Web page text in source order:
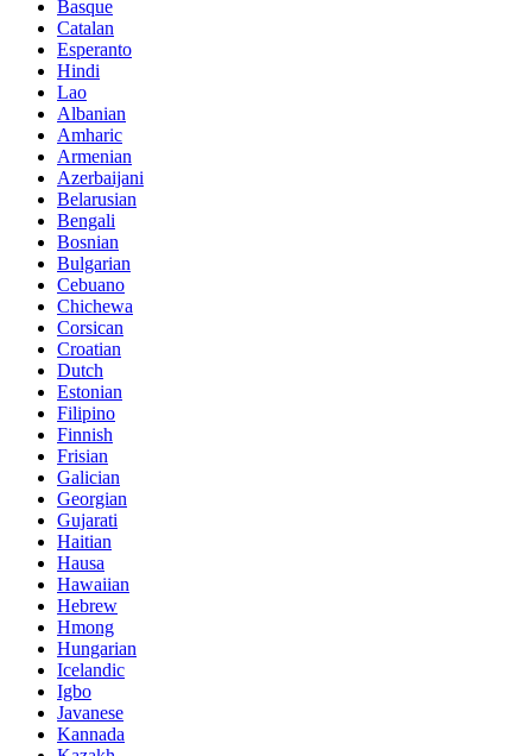
Basque
Catalan
Esperanto
Hindi
Lao
Albanian
Amharic
Armenian
Azerbaijani
Belarusian
Bengali
Bosnian
Bulgarian
Cebuano
Chichewa
Corsican
Croatian
Dutch
Estonian
Filipino
Finnish
Frisian
Galician
Georgian
Gujarati
Haitian
Hausa
Hawaiian
Hebrew
Hmong
Hungarian
Icelandic
Igbo
Javanese
Kannada